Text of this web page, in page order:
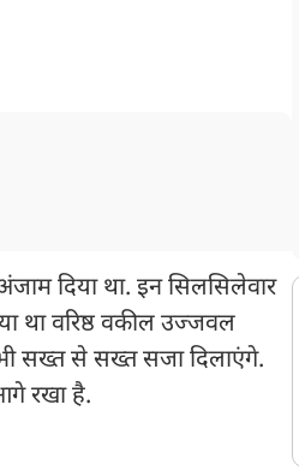
दिया था. इन सिलसिलेवार
था वरिष्ठ वकील उज्जवल
सख्त से सख्त सजा दिलाएंगे.
रखा है.